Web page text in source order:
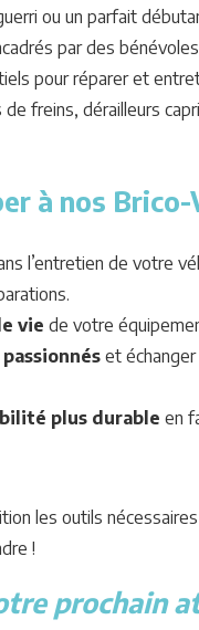
ou un parfait
par des
pour réparer et
freins, dérailleurs
à nos Brico-
l’entretien de votre
vie de votre
et échanger
plus durable en
les outils
!
prochain